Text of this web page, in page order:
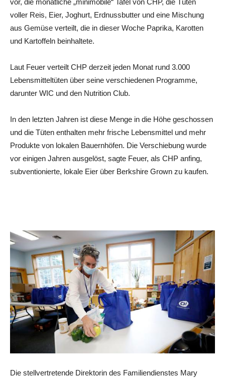
voller Reis, Eier, Joghurt, Erdnussbutter und eine Mischung
aus Gemüse verteilt, die in dieser Woche Paprika, Karotten
und Kartoffeln beinhaltete.
Laut Feuer verteilt CHP derzeit jeden Monat rund 3.000
Lebensmitteltüten über seine verschiedenen Programme,
darunter WIC und den Nutrition Club.
In den letzten Jahren ist diese Menge in die Höhe geschossen
und die Tüten enthalten mehr frische Lebensmittel und mehr
Produkte von lokalen Bauernhöfen. Die Verschiebung wurde
vor einigen Jahren ausgelöst, sagte Feuer, als CHP anfing,
subventionierte, lokale Eier über Berkshire Grown zu kaufen.
Die stellvertretende Direktorin des Familiendienstes Mary